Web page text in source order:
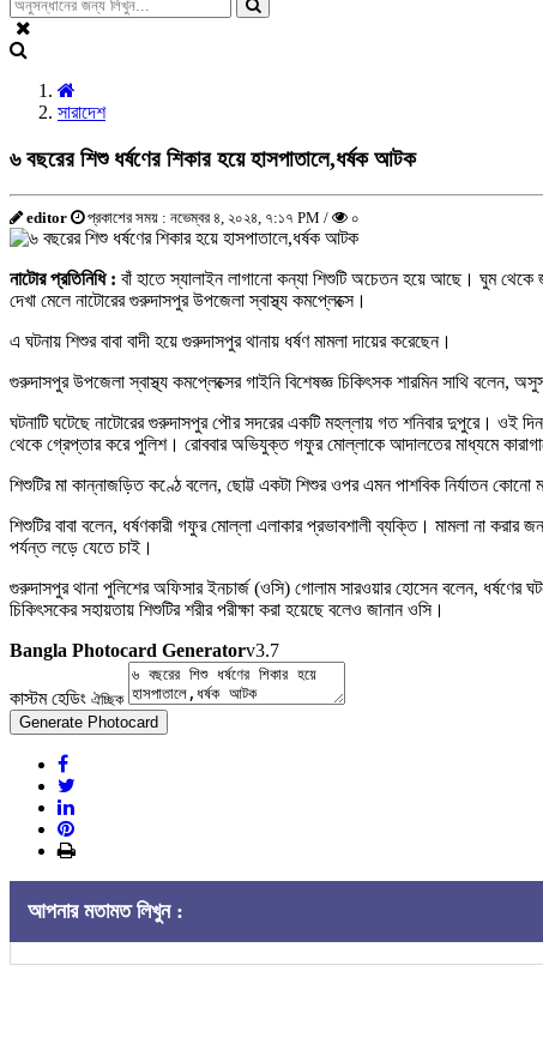
সারাদেশ
৬ বছরের শিশু ধর্ষণের শিকার হয়ে হাসপাতালে,ধর্ষক আটক
editor প্রকাশের সময় : নভেম্বর ৪, ২০২৪, ৭:১৭ PM / ০
নাটোর প্রতিনিধি : বাঁ হাতে স্যালাইন লাগানো কন্যা শিশুটি অচেতন হয়ে আছে। ঘুম থেকে
দেখা মেলে নাটোরের গুরুদাসপুর উপজেলা স্বাস্থ্য কমপ্লেক্সে।
এ ঘটনায় শিশুর বাবা বাদী হয়ে গুরুদাসপুর থানায় ধর্ষণ মামলা দায়ের করেছেন।
গুরুদাসপুর উপজেলা স্বাস্থ্য কমপ্লেক্সের গাইনি বিশেষজ্ঞ চিকিৎসক শারমিন সাথি বলেন,
ঘটনাটি ঘটেছে নাটোরের গুরুদাসপুর পৌর সদরের একটি মহল্লায় গত শনিবার দুপুরে। ওই
থেকে গ্রেপ্তার করে পুলিশ। রোববার অভিযুক্ত গফুর মোল্লাকে আদালতের মাধ্যমে
শিশুটির মা কান্নাজড়িত কণ্ঠে বলেন, ছোট্ট একটা শিশুর ওপর এমন পাশবিক নির্যাতন কোনো
শিশুটির বাবা বলেন, ধর্ষণকারী গফুর মোল্লা এলাকার প্রভাবশালী ব্যক্তি। মামলা না
পর্যন্ত লড়ে যেতে চাই।
গুরুদাসপুর থানা পুলিশের অফিসার ইনচার্জ (ওসি) গোলাম সারওয়ার হোসেন বলেন, ধর্ষণের
চিকিৎসকের সহায়তায় শিশুটির শরীর পরীক্ষা করা হয়েছে বলেও জানান ওসি।
Bangla Photocard Generatorv3.7
কাস্টম হেডিং ঐচ্ছিক
Generate Photocard
আপনার মতামত লিখুন :